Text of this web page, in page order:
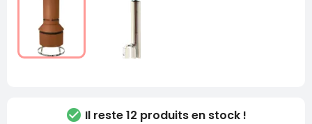
 Il reste12 produits en stock !